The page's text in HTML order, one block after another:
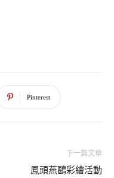
Pinterest
下一篇文章
鳳頭燕鷗彩繪活動